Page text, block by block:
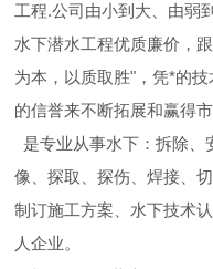
工程.公司由小到大、由弱
水下潜水工程优质廉价，
为本，以质取胜"，凭*的
的信誉来不断拓展和赢得市
是专业从事水下：拆除
像、探取、探伤、焊接、
制订施工方案、水下技术
人企业。